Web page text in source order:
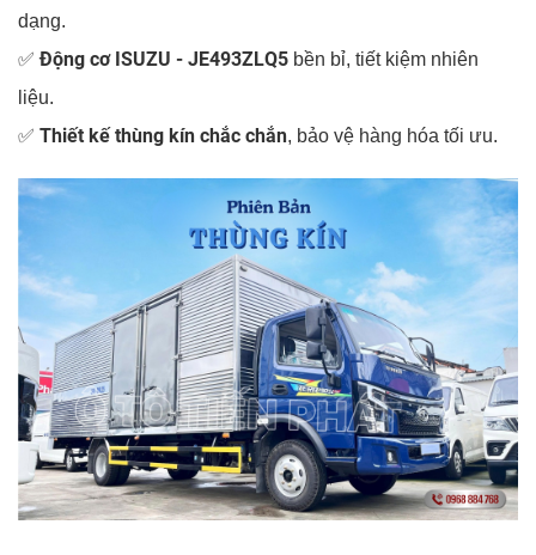
dạng.
✅Động cơ ISUZU - JE493ZLQ5 bền bỉ, tiết kiệm nhiên
liệu.
✅ Thiết kế thùng kín chắc chắn, bảo vệ hàng hóa tối ưu.